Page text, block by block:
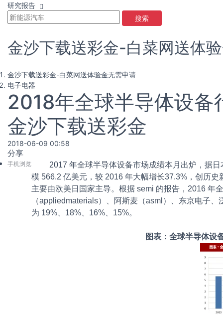
研究报告
搜索
金沙下载送彩金-白菜网送体
金沙下载送彩金-白菜网送体验金无需申请
电子电器
2018年全球半导体设
金沙下载送彩金
2018-06-09 00:58
分享
手机浏览 2017 年全球半导体设备市场成绩本月出炉，据日
模 566.2 亿美元，较 2016 年大幅增长37.3%，创历
主要由欧美日国家主导。根据 semi 的报告，2016 年
（appliedmaterials）、阿斯麦（asml）、东京电子
为 19%、18%、16%、15%。
图表：全球半导体设